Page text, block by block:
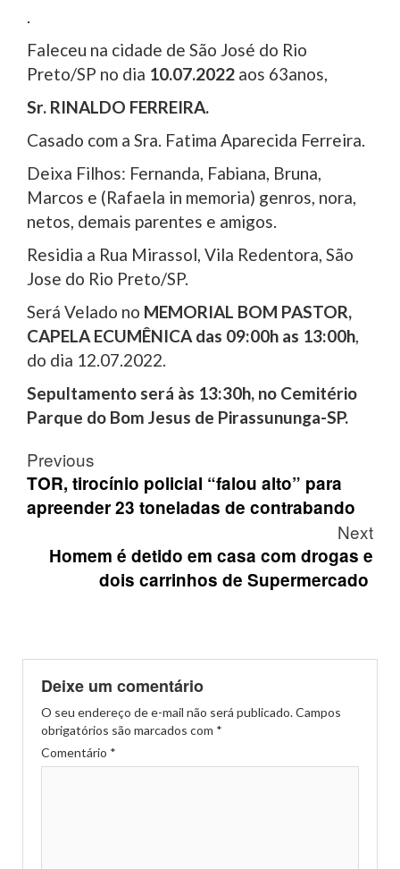
.
Faleceu na cidade de São José do Rio
Preto/SP no dia 10.07.2022 aos 63anos,
Sr. RINALDO FERREIRA.
Casado com a Sra. Fatima Aparecida Ferreira.
Deixa Filhos: Fernanda, Fabiana, Bruna,
Marcos e (Rafaela in memoria) genros, nora,
netos, demais parentes e amigos.
Residia a Rua Mirassol, Vila Redentora, São
Jose do Rio Preto/SP.
Será Velado no MEMORIAL BOM PASTOR,
CAPELA ECUMÊNICA das 09:00h as 13:00h,
do dia 12.07.2022.
Sepultamento será às 13:30h, no Cemitério
Parque do Bom Jesus de Pirassununga-SP.
Post
navigation
Previous
TOR, tirocínio policial “falou alto” para
apreender 23 toneladas de contrabando
Next
Homem é detido em casa com drogas e
dois carrinhos de Supermercado
Deixe um comentário
O seu endereço de e-mail não será publicado.Campos
obrigatórios são marcados com *
Comentário *